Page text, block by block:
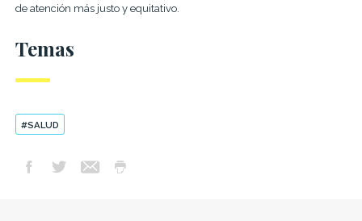
de atención más justo y equitativo.
Temas
#SALUD